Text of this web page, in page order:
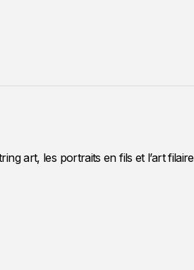
art, les portraits en fils et l’art filaire